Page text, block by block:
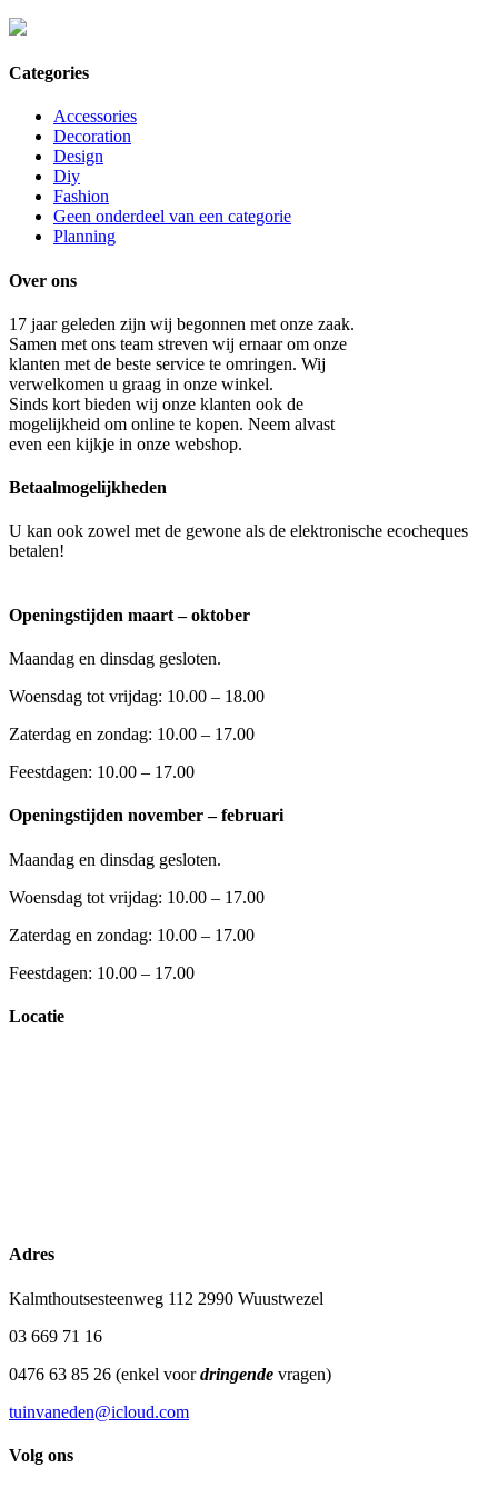
Categories
Accessories
Decoration
Design
Diy
Fashion
Geen onderdeel van een categorie
Planning
Over ons
17 jaar geleden zijn wij begonnen met onze zaak.
Samen met ons team streven wij ernaar om onze
klanten met de beste service te omringen. Wij
verwelkomen u graag in onze winkel.
Sinds kort bieden wij onze klanten ook de
mogelijkheid om online te kopen. Neem alvast
even een kijkje in onze webshop.
Betaalmogelijkheden
U kan ook zowel met de gewone als de elektronische ecocheques
betalen!
Openingstijden maart – oktober
Maandag en dinsdag gesloten.
Woensdag tot vrijdag: 10.00 – 18.00
Zaterdag en zondag: 10.00 – 17.00
Feestdagen: 10.00 – 17.00
Openingstijden november – februari
Maandag en dinsdag gesloten.
Woensdag tot vrijdag: 10.00 – 17.00
Zaterdag en zondag: 10.00 – 17.00
Feestdagen: 10.00 – 17.00
Locatie
Adres
Kalmthoutsesteenweg 112 2990 Wuustwezel
03 669 71 16
0476 63 85 26 (enkel voordringende vragen)
tuinvaneden@icloud.com
Volg ons